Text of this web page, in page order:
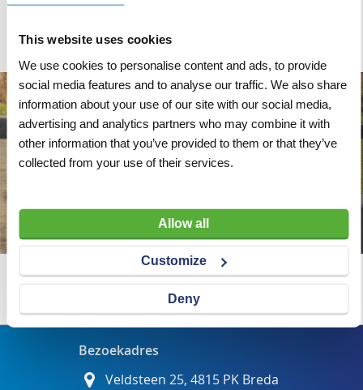
This website uses cookies
We use cookies to personalise content and ads, to provide
social media features and to analyse our traffic. We also share
information about your use of our site with our social media,
advertising and analytics partners who may combine it with
other information that you’ve provided to them or that they’ve
collected from your use of their services.
Allow all
Customize
Deny
Wij adviseren u graag
Bezoekadres
Veldsteen 25, 4815 PK Breda